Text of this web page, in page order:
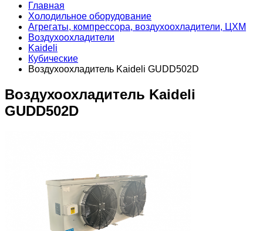
Главная
Холодильное оборудование
Агрегаты, компрессора, воздухоохладители, ЦХМ
Воздухоохладители
Kaideli
Кубические
Воздухоохладитель Kaideli GUDD502D
Воздухоохладитель Kaideli
GUDD502D